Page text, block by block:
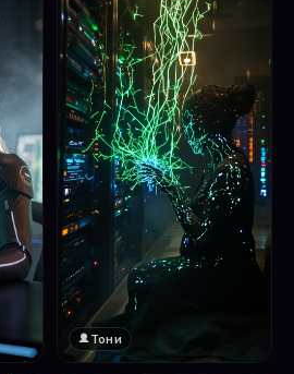
❤️
Тони